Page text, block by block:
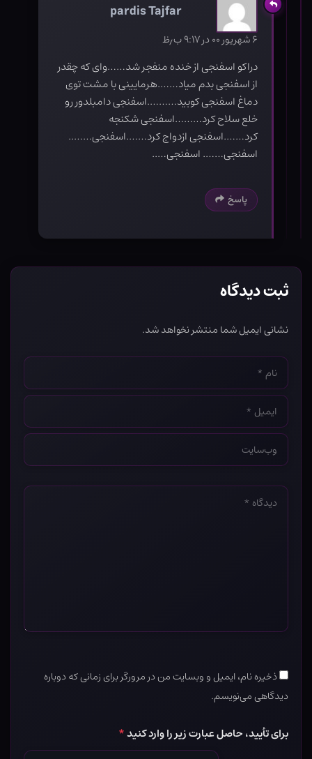
pardis Tajfar
۶ شهریور ۰۰ در ۹:۱۷ ب٫ظ
دراکو اسفنجی از خنده منفجر شد……وای که چقدر
از اسفنجی بدم میاد…….هرمایینی با مشت توی
دماغ اسفنجی کوبید……….اسفنجی دامبلدور رو
خلع سلاح کرد………اسفنجی شکنجه
کرد…….اسفنجی ازدواج کرد…….اسفنجی……..
اسفنجی……. اسفنجی…..
پاسخ
ثبت دیدگاه
نشانی ایمیل شما منتشر نخواهد شد.
نام
*
ایمیل
*
وب‌سایت
*
دیدگاه
ذخیره نام، ایمیل و وبسایت من در مرورگر برای زمانی که دوباره
دیدگاهی می‌نویسم.
برای تأیید، حاصل عبارت زیر را وارد کنید*